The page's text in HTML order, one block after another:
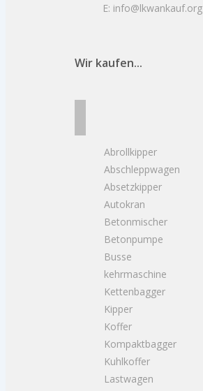
E: info@lkwankauf.org
Wir kaufen...
Abrollkipper
Abschleppwagen
Absetzkipper
Autokran
Betonmischer
Betonpumpe
Busse
kehrmaschine
Kettenbagger
Kipper
Koffer
Kompaktbagger
Kuhlkoffer
Lastwagen